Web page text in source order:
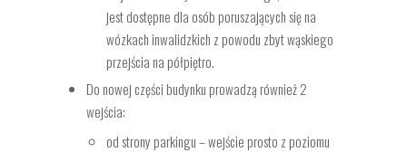
jest dostępne dla osób poruszających się na
wózkach inwalidzkich z powodu zbyt wąskiego
przejścia na półpiętro.
Do nowej części budynku prowadzą również 2
wejścia:
od strony parkingu – wejście prosto z poziomu